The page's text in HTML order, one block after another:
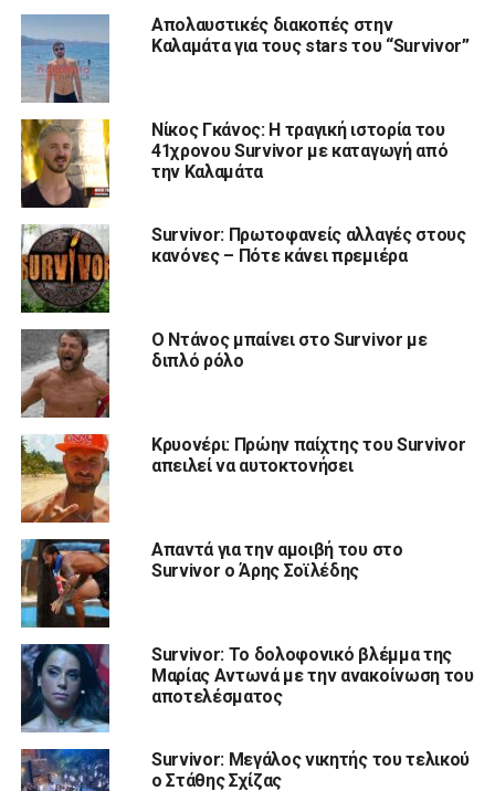
Απολαυστικές διακοπές στην
Καλαμάτα για τους stars του “Survivor”
Νίκος Γκάνος: Η τραγική ιστορία του
41χρονου Survivor με καταγωγή από
την Καλαμάτα
Survivor: Πρωτοφανείς αλλαγές στους
κανόνες – Πότε κάνει πρεμιέρα
Ο Ντάνος μπαίνει στο Survivor με
διπλό ρόλο
Κρυονέρι: Πρώην παίχτης του Survivor
απειλεί να αυτοκτονήσει
Απαντά για την αμοιβή του στο
Survivor ο Άρης Σοϊλέδης
Survivor: Το δολοφονικό βλέμμα της
Μαρίας Αντωνά με την ανακοίνωση του
αποτελέσματος
Survivor: Μεγάλος νικητής του τελικού
ο Στάθης Σχίζας